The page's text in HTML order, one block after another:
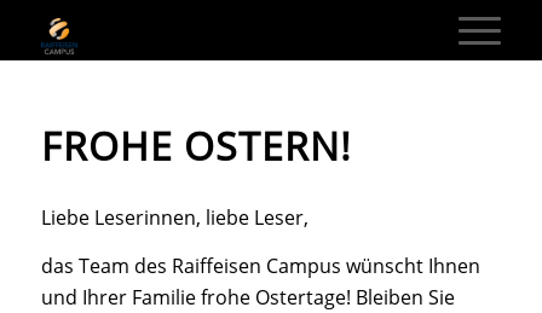
FROHE OSTERN!
Liebe Leserinnen, liebe Leser,
das Team des Raiffeisen Campus wünscht Ihnen
und Ihrer Familie frohe Ostertage! Bleiben Sie